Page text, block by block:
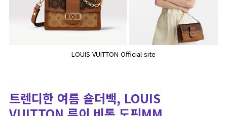
LOUIS VUITTON Official site
트렌디한 여름 숄더백, LOUIS